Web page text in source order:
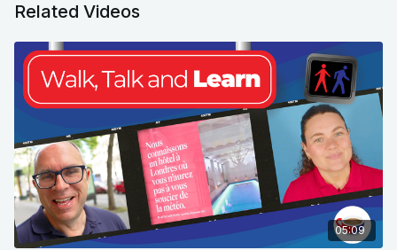
Related Videos
05:09